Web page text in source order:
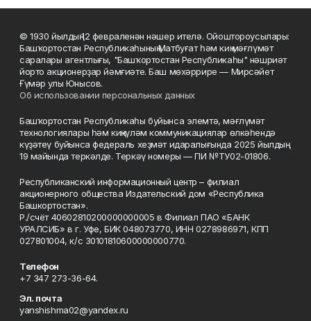
© 1930 йылдың 12 февраленән нәшер ителә. Ойоштороусылары:
Башҡортостан Республикаһының Матбуғат һәм киң мәғлүмәт
саралары агентлығы, "Башҡортостан Республикаһы" нәшриәт
йорто акционерҙар йәмғиәте. Баш мөхәррире — Мирсәйет
Ғүмәр улы Юнысов.
Об использовании персональных данных
Башҡортостан Республикаһы буйынса элемтә, мәғлүмәт
технологиялары һәм киңкүләм коммуникациялар өлкәһендә
күҙәтеү буйынса федераль хеҙмәт идаралығында 2025 йылдың
19 майында теркәлде. Теркәү номеры — ПИ №ТУ02-01806.
Республиканский информационный центр – филиал
акционерного общества Издательский дом «Республика
Башкортостан».
Р./счёт 40602810200000000005 в Филиал ПАО «БАНК
УРАЛСИБ» в г. Уфе, БИК 048073770, ИНН 0278986971, КПП
027801004, к/с 30101810600000000770.
Телефон
+7 347 273-36-64.
Эл. почта
yanshishma02@yandex.ru